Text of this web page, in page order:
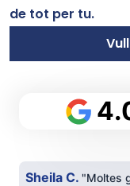
de tot per tu.
Sheila C. "Moltes